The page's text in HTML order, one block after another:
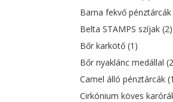
Barna fekvő
Belta STAMPS szíjak(2)
Bőr karkötő(1)
Bőr nyaklánc medállal
Camel álló pénztárcák
Cirkónium köves